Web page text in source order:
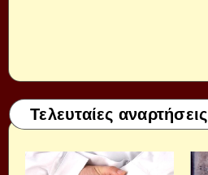
Τελευταίες αναρτήσεις